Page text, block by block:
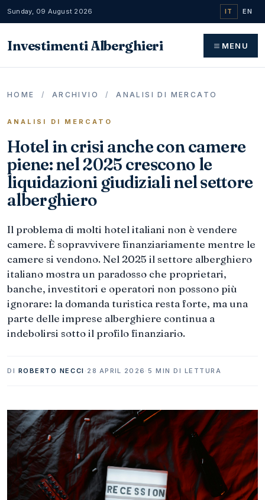
Sunday, 09 August 2026 IT EN
Investimenti Alberghieri MENU
HOME / ARCHIVIO / ANALISI DI MERCATO
ANALISI DI MERCATO
Hotel in crisi anche con camere
piene: nel 2025 crescono le
liquidazioni giudiziali nel settore
alberghiero
Il problema di molti hotel italiani non è vendere
camere. È sopravvivere finanziariamente mentre le
camere si vendono. Nel 2025 il settore alberghiero
italiano mostra un paradosso che proprietari,
banche, investitori e operatori non possono più
ignorare: la domanda turistica resta forte, ma una
parte delle imprese alberghiere continua a
indebolirsi sotto il profilo finanziario.
DI ROBERTO NECCI · 28 APRIL 2026 · 5 MIN DI LETTURA